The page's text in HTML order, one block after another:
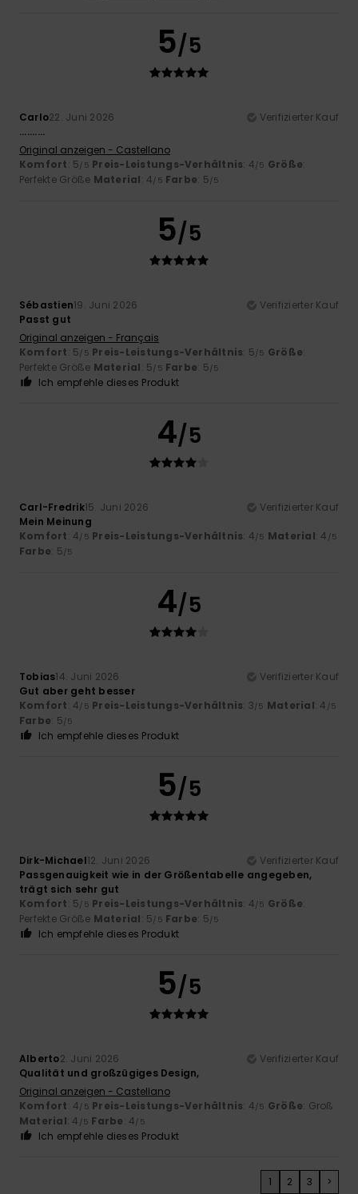
5/5
Carlo22. Juni 2026
Verifizierter Kauf
..........
Original anzeigen - Castellano
Komfort: 5/5 Preis-Leistungs-Verhältnis: 4/5 Größe:
Perfekte Größe Material: 4/5 Farbe: 5/5
5/5
Sébastien19. Juni 2026
Verifizierter Kauf
Passt gut
Original anzeigen - Français
Komfort: 5/5 Preis-Leistungs-Verhältnis: 5/5 Größe:
Perfekte Größe Material: 5/5 Farbe: 5/5
Ich empfehle dieses Produkt
4/5
Carl-Fredrik15. Juni 2026
Verifizierter Kauf
Mein Meinung
Komfort: 4/5 Preis-Leistungs-Verhältnis: 4/5 Material: 4 /5
Farbe: 5/5
4/5
Tobias14. Juni 2026
Verifizierter Kauf
Gut aber geht besser
Komfort: 4/5 Preis-Leistungs-Verhältnis: 3/5 Material: 4 /5
Farbe: 5/5
Ich empfehle dieses Produkt
5/5
Dirk-Michael12. Juni 2026
Verifizierter Kauf
Passgenauigkeit wie in der Größentabelle angegeben,
trägt sich sehr gut
Komfort: 5/5 Preis-Leistungs-Verhältnis: 4/5 Größe:
Perfekte Größe Material: 5/5 Farbe: 5/5
Ich empfehle dieses Produkt
5/5
Alberto2. Juni 2026
Verifizierter Kauf
Qualität und großzügiges Design,
Original anzeigen - Castellano
Komfort: 4/5 Preis-Leistungs-Verhältnis: 4/5 Größe: Groß
Material: 4 /5 Farbe: 4/5
Ich empfehle dieses Produkt
1 2 3 >